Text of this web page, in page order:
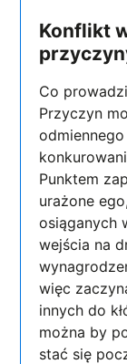
Konflikt
Co
Przyczyn
Punktem
urażone
osiąganych
wejścia na
więc
innych do
można by
stać się